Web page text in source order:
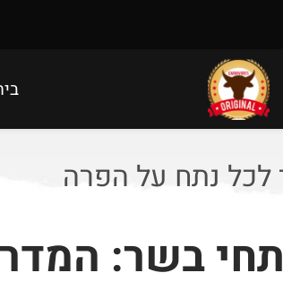
לכל נתח על הפרה
בשר: